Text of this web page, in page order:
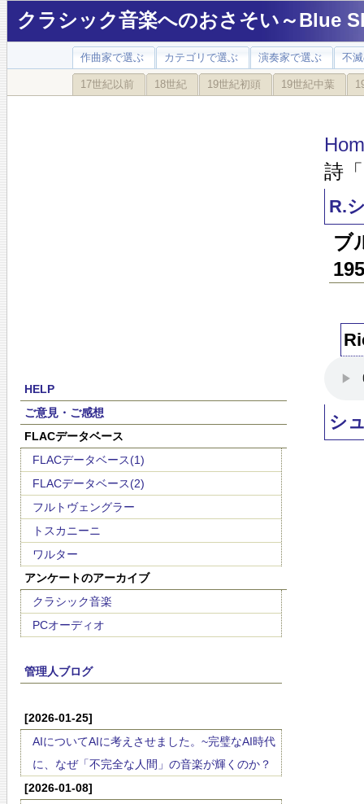
クラシック音楽へのおさそい～Blue
作曲家で選ぶ カテゴリで選ぶ 演奏家で選ぶ 不
17世紀以前 18世紀 19世紀初頭 19世紀中葉
HELP
ご意見・ご感想
FLACデータベース
FLACデータベース(1)
FLACデータベース(2)
フルトヴェングラー
トスカニーニ
ワルター
アンケートのアーカイブ
クラシック音楽
PCオーディオ
管理人ブログ
[2026-01-25]
AIについてAIに考えさせました。~完璧なAI時代
に、なぜ「不完全な人間」の音楽が輝くのか？
[2026-01-08]
詩
R.
ブ
シ